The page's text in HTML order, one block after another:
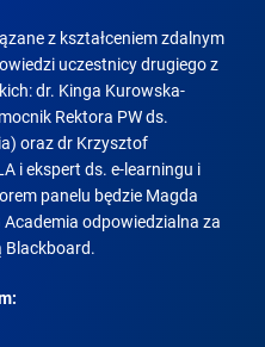
z kształceniem zdalnym
uczestnicy drugiego z
dr. Kinga Kurowska-
Rektora PW ds.
oraz dr Krzysztof
i ekspert ds. e-learningu i
panelu będzie Magda
odpowiedzialna za